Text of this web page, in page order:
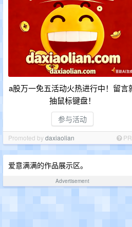
a股万一免五活动火热进行中！留言
抽鼠标键盘！
参与活动
Promoted bydaxiaolian
爱意满满的作品展示区。
Advertisement